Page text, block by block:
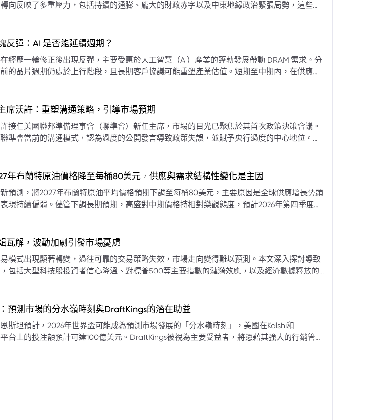
向反映了多重壓力，包括持續的通膨、龐大的財政赤字以及中東地緣政治緊張局勢，這些因
實施降息或激進縮減資產負債表的空間。專家預計將進入政策觀望期，重點將放在維持較高
反彈：AI 是否能延續週期？
經歷一輪修正後出現反彈，主要受惠於人工智慧（AI）產業的蓬勃發展帶動 DRAM 需求。分
的晶片週期仍處於上行階段，且長期客戶協議可能重塑產業估值。短期至中期內，在供應受
格預期將持續走高。
席沃許：重塑溝通策略，引導市場預期
接任美國聯邦準備理事會（聯準會）新任主席，市場的目光已聚焦於其首次政策決策會議。
準會當前的溝通模式，認為過度的公開發言導致政策失誤，並賦予央行過度的中心地位。他
期的發布方式及其頻率，目標是減少對預期市場信號的依賴，並強化對經濟基本面的關注。
年布蘭特原油價格降至每桶80美元，供應與需求結構性變化是主因
預測，將2027年布蘭特原油平均價格預期下調至每桶80美元，主要原因是全球供應增長勢頭
現持續偏弱。儘管下調長期預期，高盛對中期價格持相對樂觀態度，預計2026年第四季度布
每桶90美元。該行認為，美國、巴西、圭亞那、委內瑞拉及阿聯酋的產量提升，加上需求端
，二季度的全球供應缺口（每日500萬至600萬桶）因需求疲軟和市場已存在的供過於求而
年底油價可能升至每桶110美元以上，極端情況下2027年甚至可能觸及140美元。相對地，
且需求進一步走弱，2026年底油價可能回落至每桶70美元左右，2027年則可能降至每桶60
瓦解，波動加劇引發市場憂慮
模式出現顯著轉變，過往可靠的交易策略失效，市場走向變得難以預測。本文深入探討導致
包括大型科技股投資者信心降溫、對標普500等主要指數的漣漪效應，以及經濟數據釋放的
意見顯示，雙向交易與市場震盪加劇將成為新常態。重點摘要包括：先前「逢低買入」策略
市場穩定性大幅下降。 * **經濟數據拉扯：** 經濟數據表現出韌性與聯準會緊
成拉扯，加劇市場不確定性。 * **專家預期：** 預計將持續出現板塊輪動與風格
高水平。 * **聚焦聯準會：** 聯準會的利率決議及後續記者會，被視為短
預測市場的分水嶺時刻與DraftKings的潛在助益
斯坦預計，2026年世界盃可能成為預測市場發展的「分水嶺時刻」，美國在Kalshi和
台上的投注額預計可達100億美元。DraftKings被視為主要受益者，將憑藉其強大的行銷管
播權以及對預測市場業務的拓展，為即將到來的NFL賽季做準備。